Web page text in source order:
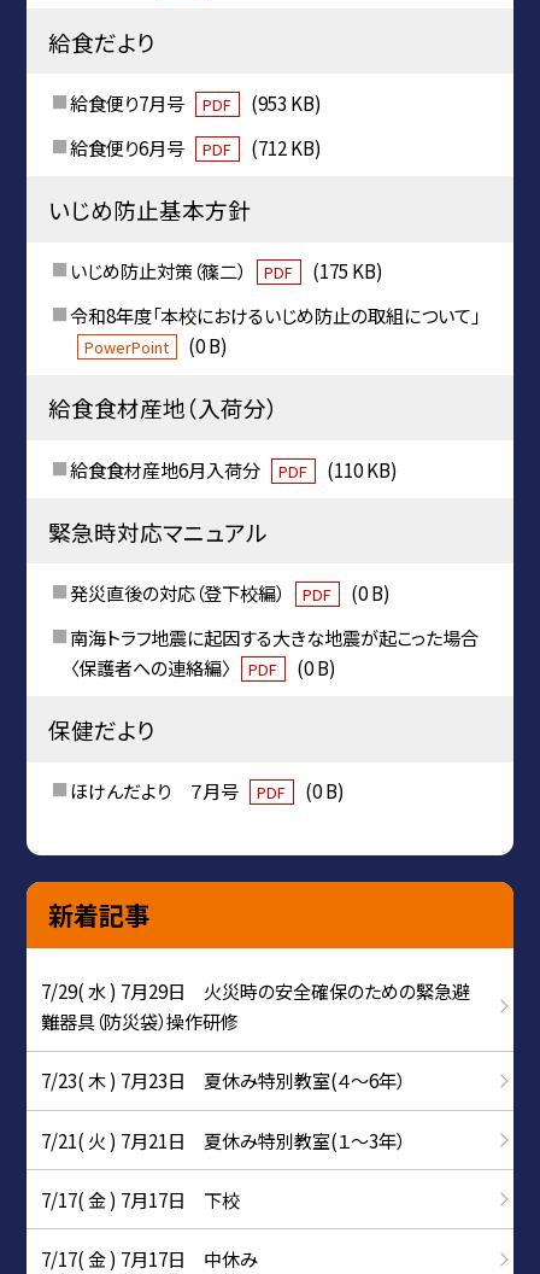
給食だより
給食便り7月号 PDF
(953 KB)
給食便り6月号
PDF (712 KB)
いじめ防止基本方針
いじめ防止対策（篠二） PDF
(175 KB)
令和8年度「本校におけるいじめ防止の取組について」
PowerPoint (0 B)
給食食材産地（入荷分）
給食食材産地6月入荷分 PDF (110 KB)
緊急時対応マニュアル
発災直後の対応（登下校編） PDF
(0 B)
南海トラフ地震に起因する大きな地震が起こった場合
〈保護者への連絡編〉
PDF (0 B)
保健だより
ほけんだより ７月号 PDF (0 B)
新着記事
7/29( 水 ) 7月29日 火災時の安全確保のための緊急避
難器具（防災袋）操作研修
7/23( 木 ) 7月23日 夏休み特別教室(４～6年）
7/21( 火 ) 7月21日 夏休み特別教室(１～3年）
7/17( 金 ) 7月17日 下校
7/17( 金 ) 7月17日 中休み